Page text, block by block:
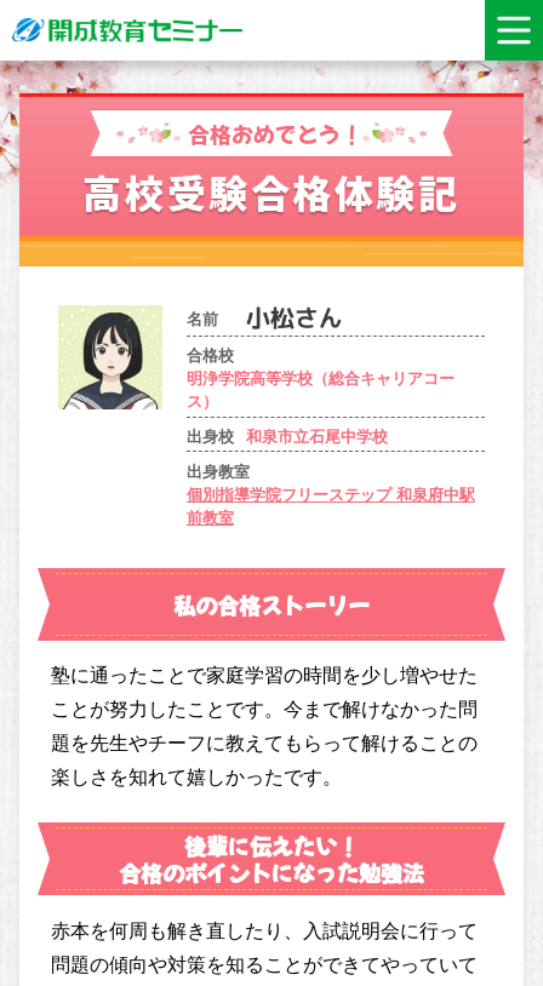
合格おめでとう！
高校受験合格体験記
名前
合格校
明浄学院高等学校（総合キャリアコー
ス）
出身校
和泉市立石尾中学校
出身教室
個別指導学院フリーステップ 和泉府中駅
前教室
私の合格ストーリー
塾に通ったことで家庭学習の時間を少し増やせた
ことが努力したことです。今まで解けなかった問
題を先生やチーフに教えてもらって解けることの
楽しさを知れて嬉しかったです。
後輩に伝えたい！
合格のポイントになった勉強法
赤本を何周も解き直したり、入試説明会に行って
問題の傾向や対策を知ることができてやっていて